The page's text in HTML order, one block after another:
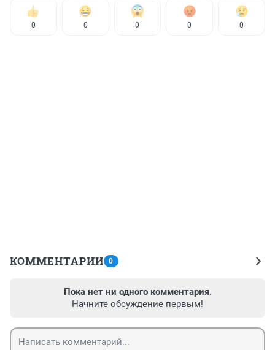
0 0 0 0 0
КОММЕНТАРИИ 0
Пока нет ни одного комментария.
Начните обсуждение первым!